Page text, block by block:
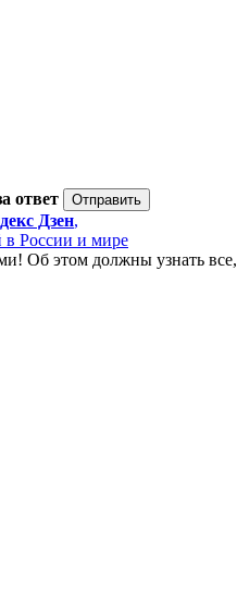
ответ
Дзен,
в России и мире
Об этом должны узнать